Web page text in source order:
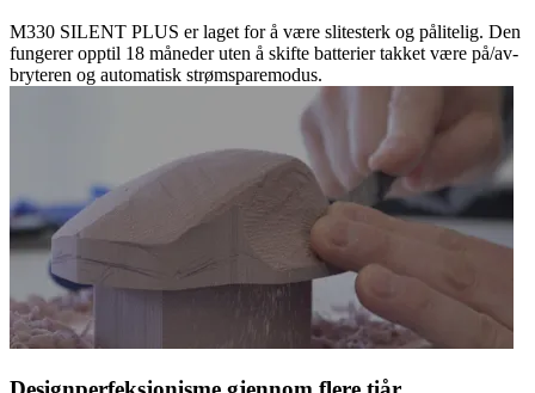
M330 SILENT PLUS er laget for å være slitesterk og pålitelig. Den
fungerer opptil 18 måneder uten å skifte batterier takket være på/av-
bryteren og automatisk strømsparemodus.